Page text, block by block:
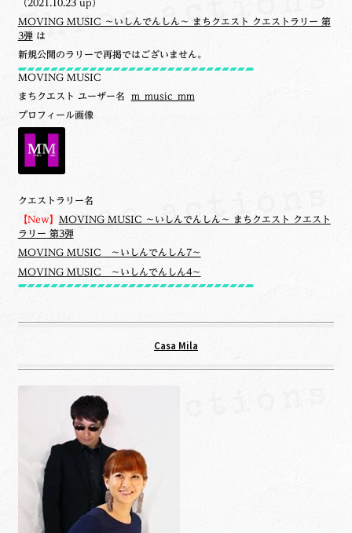
（2021.10.23 up）
MOVING MUSIC ～いしんでんしん～ まちクエスト クエストラリー 第
3弾は
新規公開のラリーで再掲ではございません。
MOVING MUSIC
まちクエスト ユーザー名 m_music_mm
プロフィール画像
クエストラリー名
【New】
MOVING MUSIC ～いしんでんしん～ まちクエスト クエスト
ラリー 第3弾
MOVING MUSIC ～いしんでんしん7～
MOVING MUSIC ～いしんでんしん4～
Casa Mila